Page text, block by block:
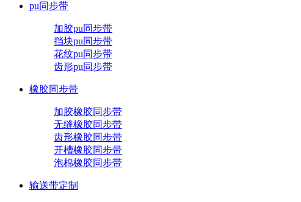
pu同步带
加胶pu同步带
挡块pu同步带
花纹pu同步带
齿形pu同步带
橡胶同步带
加胶橡胶同步带
无缝橡胶同步带
齿形橡胶同步带
开槽橡胶同步带
泡棉橡胶同步带
输送带定制